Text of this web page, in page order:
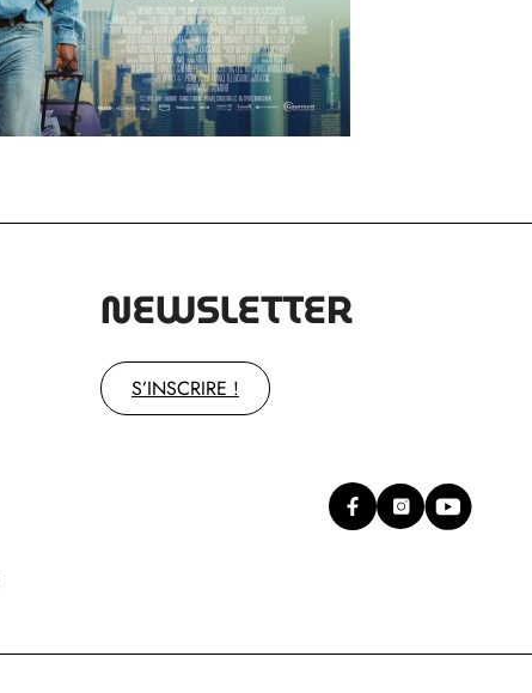
NEWSLETTER
S’INSCRIRE !